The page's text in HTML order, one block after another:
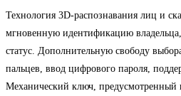
Технология 3D-распознавания лиц и
мгновенную идентификацию
статус. Дополнительную свободу
пальцев, ввод цифрового пароля,
Механический ключ, предусмотренный